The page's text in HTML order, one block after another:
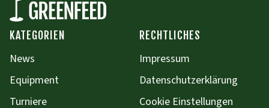
KATEGORIEN
News
Equipment
Turniere
RECHTLICHES
Impressum
Datenschutzerklärung
Cookie Einstellungen